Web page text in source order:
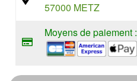
57000 METZ
Moyens de paiement :